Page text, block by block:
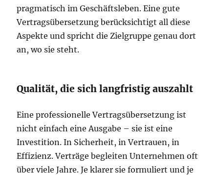
pragmatisch im Geschäftsleben. Eine gute
Vertragsübersetzung berücksichtigt all diese
Aspekte und spricht die Zielgruppe genau dort
an, wo sie steht.
Qualität, die sich langfristig auszahlt
Eine professionelle Vertragsübersetzung ist
nicht einfach eine Ausgabe – sie ist eine
Investition. In Sicherheit, in Vertrauen, in
Effizienz. Verträge begleiten Unternehmen oft
über viele Jahre. Je klarer sie formuliert und je